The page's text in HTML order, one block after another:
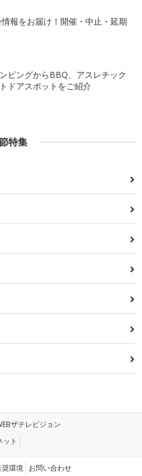
報をお届け！開催・中止・延期
ピングからBBQ、アスレチック
ドアスポットをご紹介
特集
ザテレビジョン
ト
奨環境 お問い合わせ